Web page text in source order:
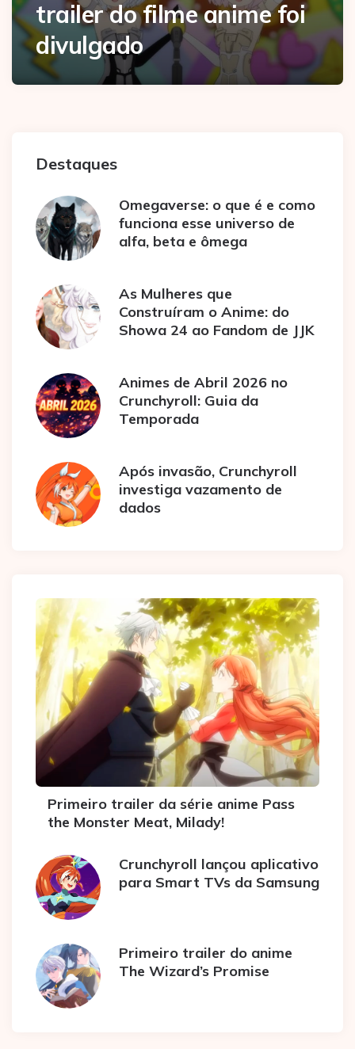
trailer do filme anime foi
divulgado
Destaques
Omegaverse: o que é e como
funciona esse universo de
alfa, beta e ômega
As Mulheres que
Construíram o Anime: do
Showa 24 ao Fandom de JJK
Animes de Abril 2026 no
Crunchyroll: Guia da
Temporada
Após invasão, Crunchyroll
investiga vazamento de
dados
Primeiro trailer da série anime Pass
the Monster Meat, Milady!
Crunchyroll lançou aplicativo
para Smart TVs da Samsung
Primeiro trailer do anime
The Wizard’s Promise